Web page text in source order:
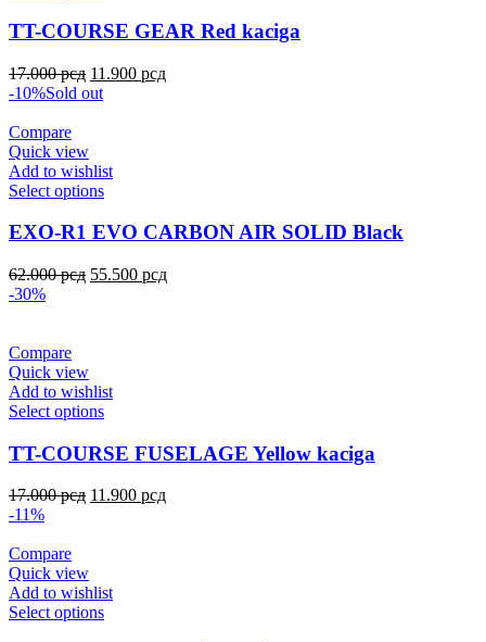
TT-COURSE GEAR Red kaciga
17.000рсд 11.900 рсд
-10%Sold out
Compare
Quick view
Add to wishlist
Select options
EXO-R1 EVO CARBON AIR SOLID Black
62.000рсд 55.500 рсд
-30%
Compare
Quick view
Add to wishlist
Select options
TT-COURSE FUSELAGE Yellow kaciga
17.000рсд 11.900 рсд
-11%
Compare
Quick view
Add to wishlist
Select options